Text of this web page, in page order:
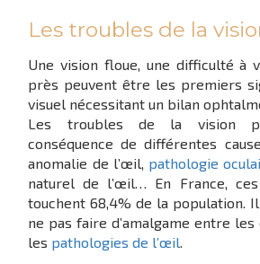
Les troubles de la
Une vision floue, une difficulté à
près peuvent être les premiers
visuel nécessitant un bilan
Les troubles de la vision
conséquence de différentes
anomalie de l’œil, pathologie
naturel de l’œil… En France,
touchent 68,4% de la population.
ne pas faire d’amalgame entre
les pathologies de l’œil.